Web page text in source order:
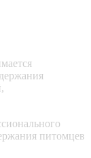
питомцев